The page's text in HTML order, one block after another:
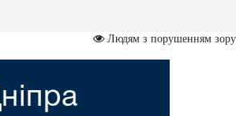
Людям з порушенням зору